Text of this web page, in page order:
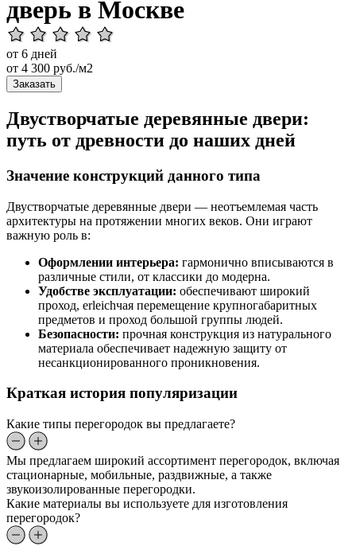
дверь в Москве
от 6 дней
от 4 300 руб./м2
Заказать
Двустворчатые деревянные двери:
путь от древности до наших дней
Значение конструкций данного типа
Двустворчатые деревянные двери — неотъемлемая часть
архитектуры на протяжении многих веков. Они играют
важную роль в:
Оформлении интерьера: гармонично вписываются в
различные стили, от классики до модерна.
Удобстве эксплуатации: обеспечивают широкий
проход, erleichчая перемещение крупногабаритных
предметов и проход большой группы людей.
Безопасности: прочная конструкция из натурального
материала обеспечивает надежную защиту от
несанкционированного проникновения.
Краткая история популяризации
Какие типы перегородок вы предлагаете?
Мы предлагаем широкий ассортимент перегородок, включая
стационарные, мобильные, раздвижные, а также
звукоизолированные перегородки.
Какие материалы вы используете для изготовления
перегородок?